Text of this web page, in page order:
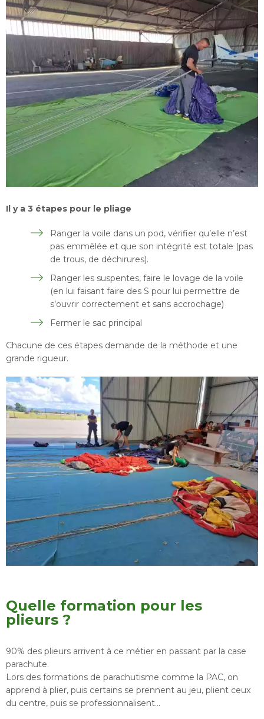
Il y a 3 étapes pour le pliage
Ranger la voile dans un pod, vérifier qu’elle n’est
pas emmêlée et que son intégrité est totale (pas
de trous, de déchirures).
Ranger les suspentes, faire le lovage de la voile
(en lui faisant faire des S pour lui permettre de
s’ouvrir correctement et sans accrochage)
Fermer le sac principal
Chacune de ces étapes demande de la méthode et une
grande rigueur.
Quelle formation pour les
plieurs ?
90% des plieurs arrivent à ce métier en passant par la case
parachute.
Lors des formations de parachutisme comme la PAC, on
apprend à plier, puis certains se prennent au jeu, plient ceux
du centre, puis se professionnalisent…